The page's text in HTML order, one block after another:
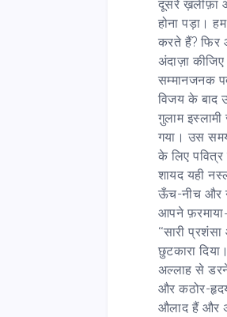
दूसरे ख़लीफ़ा
होना पड़ा।
करते हैं? फिर
अंदाज़ा
सम्मानजनक
विजय के बाद
गु़लाम
गया। उस समय
के लिए पवित्र
शायद यही
ऊँच-नीच और
आपने
‘‘सारी
छुटकारा
अल्लाह से डरने
और कठोर-
औलाद हैं और